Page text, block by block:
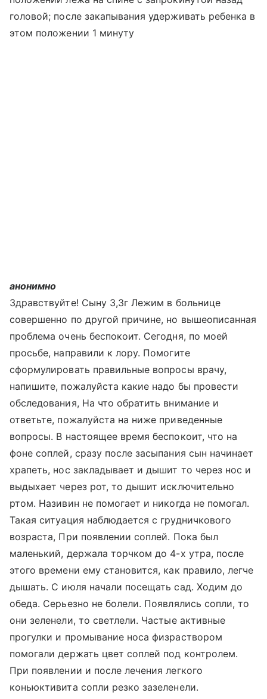
головой; после закапывания удерживать ребенка в
этом положении 1 минуту
анонимно
Здравствуйте! Сыну 3,3г Лежим в больнице
совершенно по другой причине, но вышеописанная
проблема очень беспокоит. Сегодня, по моей
просьбе, направили к лору. Помогите
сформулировать правильные вопросы врачу,
напишите, пожалуйста какие надо бы провести
обследования, На что обратить внимание и
ответьте, пожалуйста на ниже приведенные
вопросы. В настоящее время беспокоит, что на
фоне соплей, сразу после засыпания сын начинает
храпеть, нос закладывает и дышит то через нос и
выдыхает через рот, то дышит исключительно
ртом. Називин не помогает и никогда не помогал.
Такая ситуация наблюдается с грудничкового
возраста, При появлении соплей. Пока был
маленький, держала торчком до 4-х утра, после
этого времени ему становится, как правило, легче
дышать. С июля начали посещать сад. Ходим до
обеда. Серьезно не болели. Появлялись сопли, то
они зеленели, то светлели. Частые активные
прогулки и промывание носа физраствором
помогали держать цвет соплей под контролем.
При появлении и после лечения легкого
коньюктивита сопли резко зазеленели.